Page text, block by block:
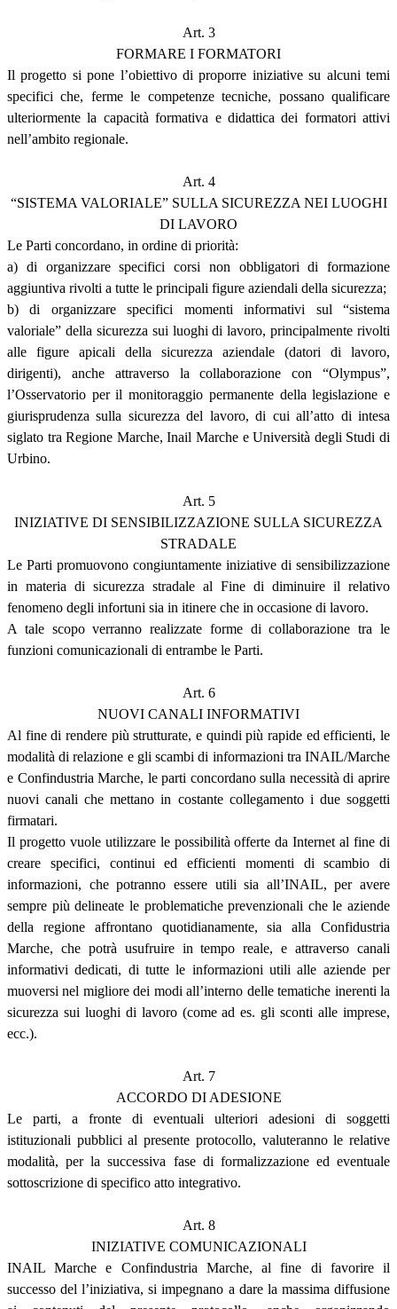
Art. 3
FORMARE I FORMATORI
Il progetto si pone l’obiettivo di proporre iniziative su alcuni temi
specifici che, ferme le competenze tecniche, possano qualificare
ulteriormente la capacità formativa e didattica dei formatori attivi
nell’ambito regionale.
Art. 4
“SISTEMA VALORIALE” SULLA SICUREZZA NEI LUOGHI
DI LAVORO
Le Parti concordano, in ordine di priorità:
a) di organizzare specifici corsi non obbligatori di formazione
aggiuntiva rivolti a tutte le principali figure aziendali della sicurezza;
b) di organizzare specifici momenti informativi sul “sistema
valoriale” della sicurezza sui luoghi di lavoro, principalmente rivolti
alle figure apicali della sicurezza aziendale (datori di lavoro,
dirigenti), anche attraverso la collaborazione con “Olympus”,
l’Osservatorio per il monitoraggio permanente della legislazione e
giurisprudenza sulla sicurezza del lavoro, di cui all’atto di intesa
siglato tra Regione Marche, Inail Marche e Università degli Studi di
Urbino.
Art. 5
INIZIATIVE DI SENSIBILIZZAZIONE SULLA SICUREZZA
STRADALE
Le Parti promuovono congiuntamente iniziative di sensibilizzazione
in materia di sicurezza stradale al Fine di diminuire il relativo
fenomeno degli infortuni sia in itinere che in occasione di lavoro.
A tale scopo verranno realizzate forme di collaborazione tra le
funzioni comunicazionali di entrambe le Parti.
Art. 6
NUOVI CANALI INFORMATIVI
Al fine di rendere più strutturate, e quindi più rapide ed efficienti, le
modalità di relazione e gli scambi di informazioni tra INAIL/Marche
e Confindustria Marche, le parti concordano sulla necessità di aprire
nuovi canali che mettano in costante collegamento i due soggetti
firmatari.
Il progetto vuole utilizzare le possibilità offerte da Internet al fine di
creare specifici, continui ed efficienti momenti di scambio di
informazioni, che potranno essere utili sia all’INAIL, per avere
sempre più delineate le problematiche prevenzionali che le aziende
della regione affrontano quotidianamente, sia alla Confidustria
Marche, che potrà usufruire in tempo reale, e attraverso canali
informativi dedicati, di tutte le informazioni utili alle aziende per
muoversi nel migliore dei modi all’interno delle tematiche inerenti la
sicurezza sui luoghi di lavoro (come ad es. gli sconti alle imprese,
ecc.).
Art. 7
ACCORDO DI ADESIONE
Le parti, a fronte di eventuali ulteriori adesioni di soggetti
istituzionali pubblici al presente protocollo, valuteranno le relative
modalità, per la successiva fase di formalizzazione ed eventuale
sottoscrizione di specifico atto integrativo.
Art. 8
INIZIATIVE COMUNICAZIONALI
INAIL Marche e Confindustria Marche, al fine di favorire il
successo del l’iniziativa, si impegnano a dare la massima diffusione